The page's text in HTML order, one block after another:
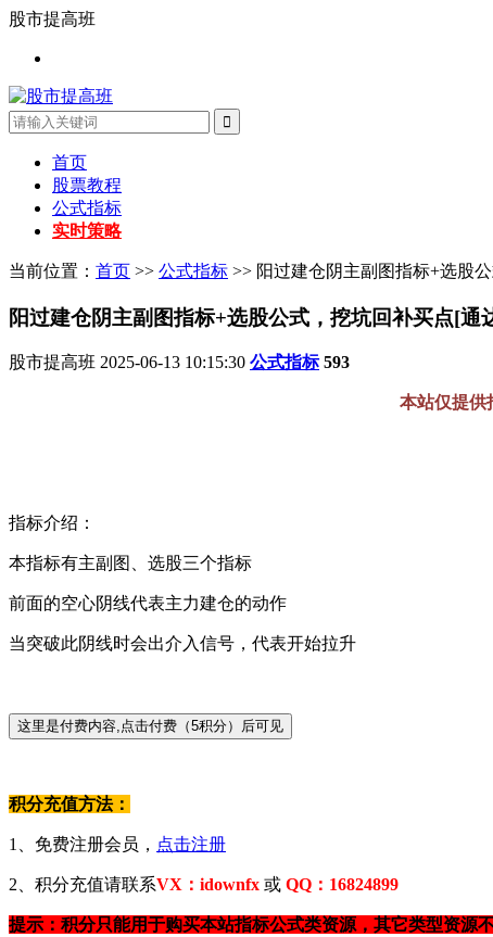
股市提高班
首页
股票教程
公式指标
实时策略
当前位置： 首页 >> 公式指标 >> 阳过建仓阴主副图指标+选股
阳过建仓阴主副图指标+选股公式，挖坑回补买点[通
股市提高班 2025-06-13 10:15:30 公式指标 593
本站仅提供
指标介绍：
本指标有主副图、选股三个指标
前面的空心阴线代表主力建仓的动作
当突破此阴线时会出介入信号，代表开始拉升
积分充值方法：
1、免费注册会员， 点击注册
2、积分充值请联系VX：idownfx 或 QQ：16824899
提示：积分只能用于购买本站指标公式类资源，其它类型资源